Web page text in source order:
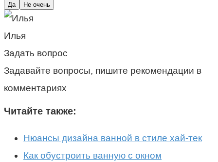
Да Не очень
Илья
Задать вопрос
Задавайте вопросы, пишите рекомендации в
комментариях
Читайте также:
Нюансы дизайна ванной в стиле хай-тек
Как обустроить ванную с окном